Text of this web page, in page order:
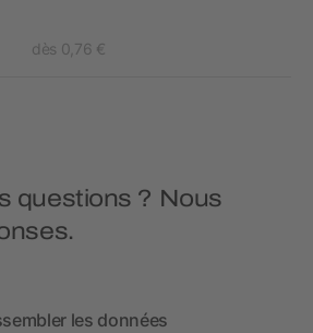
dès 0,76 €
questions ? Nous
les données